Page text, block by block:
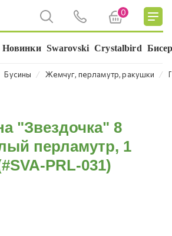
0
Новинки Swarovski Crystalbird
Бусины ⁄ Жемчуг, перламутр, ракушки ⁄
"Звездочка" 8
перламутр, 1
PRL-031)